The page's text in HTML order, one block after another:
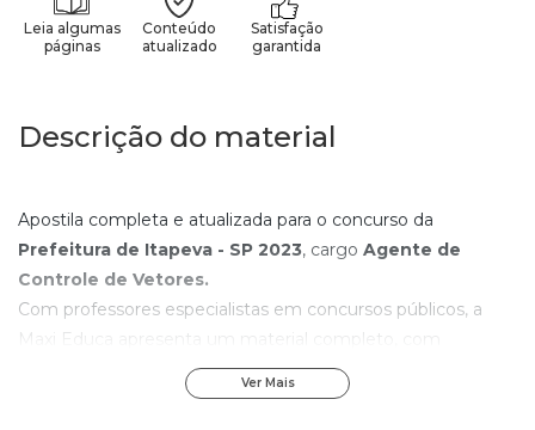
Leia algumas
páginas
Conteúdo
atualizado
Satisfação
garantida
Descrição do material
Apostila completa e atualizada para o concurso da
Prefeitura de Itapeva - SP 2023, cargo Agente de
Controle de Vetores.
Com professores especialistas em concursos públicos, a
Maxi Educa apresenta um material completo, com
linguagem objetiva e recursos pedagógicos avançados.
Com os elementos de aprendizagem contidos nesta
Ver Mais